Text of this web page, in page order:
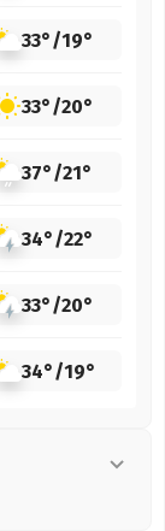
33°/19°
33°/20°
37°/21°
34°/22°
33°/20°
34°/19°